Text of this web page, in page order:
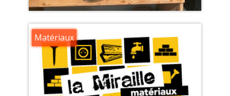
Matériaux